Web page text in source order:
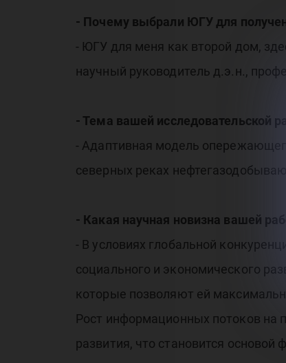
- Почему выбрали ЮГУ для
- ЮГУ для меня как второй дом,
научный руководитель д.э.н.,
- Тема вашей исследовательской
- Адаптивная модель
северных реках
- Какая научная новизна вашей
- В условиях глобальной
социального и экономического
которые позволяют ей
Рост информационных потоков на
развития, что становится